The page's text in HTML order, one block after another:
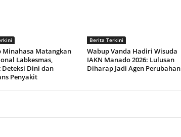
Minahasa Matangkan
Labkesmas,
Deteksi Dini dan
Penyakit
Berita Terkini
Wabup Vanda Hadiri Wisuda
IAKN Manado 2026: Lulusan
Diharap Jadi Agen Perubahan